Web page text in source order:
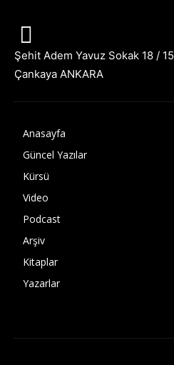
Şehit Adem Yavuz Sokak 18 / 15
Çankaya ANKARA
Anasayfa
Güncel Yazılar
Kürsü
Video
Podcast
Arşiv
Kitaplar
Yazarlar